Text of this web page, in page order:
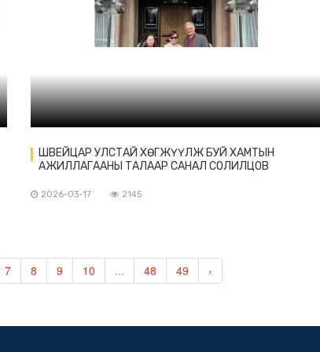
ШВЕЙЦАР УЛСТАЙ ХӨГЖҮҮЛЖ БУЙ ХАМТЫН
АЖИЛЛАГААНЫ ТАЛААР САНАЛ СОЛИЛЦОВ
2026-03-17 2145
7 8 9 10 ... 48 49 ›